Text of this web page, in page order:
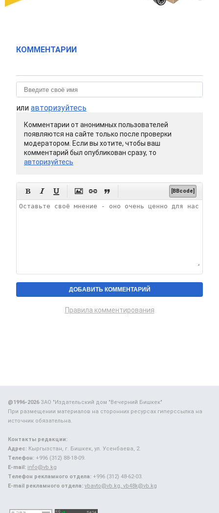
КОММЕНТАРИИ
или авторизуйтесь
Комментарии от анонимных пользователей
появляются на сайте только после проверки
модератором. Если вы хотите, чтобы ваш
комментарий был опубликован сразу, то
авторизуйтесь
      [BBcode]
Правила комментирования
@1996-2026ЗАО "Издательский дом "Вечерний Бишкек"
При размещении материалов на сторонних ресурсах гиперссылка на
источник обязательна.
Контакты редакции:
Адрес: Кыргызстан, г. Бишкек, ул. Усенбаева, 2.
Телефон: +996 (312) 88-18-09.
E-mail: info@vb.kg
Телефон рекламного отдела: +996 (312) 48-62-03.
E-mail рекламного отдела: vbavto@vb.kg, vb48k@vb.kg